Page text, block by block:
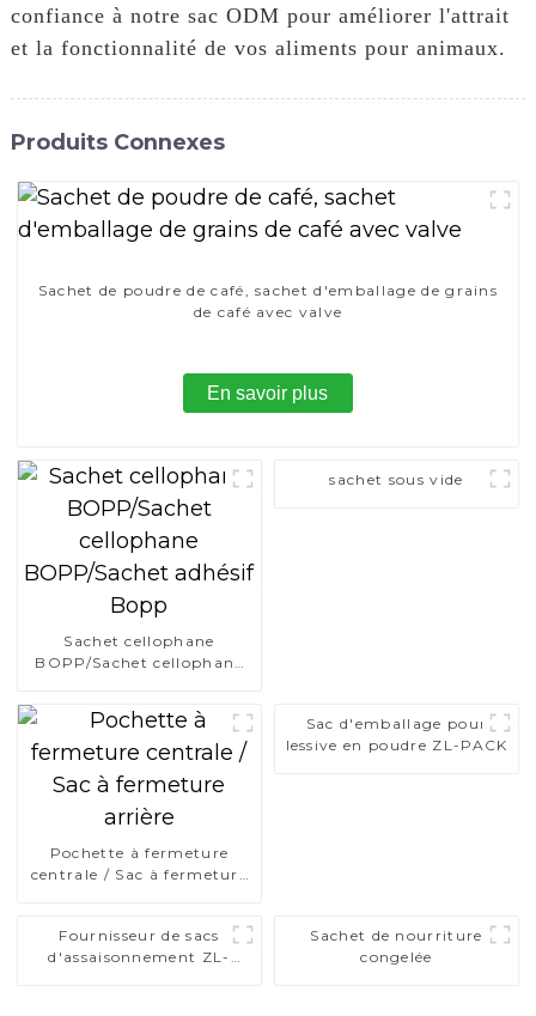
confiance à notre sac ODM pour améliorer l'attrait
et la fonctionnalité de vos aliments pour animaux.
Produits Connexes
Sachet de poudre de café, sachet d'emballage de grains
de café avec valve
En savoir plus
Sachet cellophane
BOPP/Sachet cellophane
sachet sous vide
Pochette à fermeture
centrale / Sac à fermeture
Sac d'emballage pour
lessive en poudre ZL-PACK
Fournisseur de sacs
d'assaisonnement ZL-
Sachet de nourriture
congelée